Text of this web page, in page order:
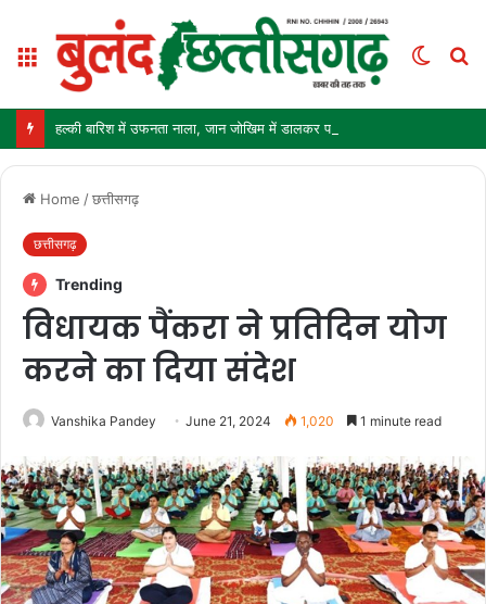
Menu
Switch
Home /छत्तीसगढ़
छत्तीसगढ़
Trending
विधायक पैंकरा ने प्रतिदिन योग
करने का दिया संदेश
Vanshika Pandey June 21, 2024 1,020 1 minute read